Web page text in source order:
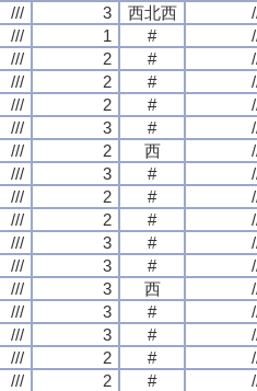
/// 3 西北西
/// 1 #
/// 2 #
/// 2 #
/// 2 #
/// 3 #
/// 2 西
/// 3 #
/// 2 #
/// 2 #
/// 3 #
/// 3 #
/// 3 西
/// 3 #
/// 3 #
/// 2 #
/// 2 #